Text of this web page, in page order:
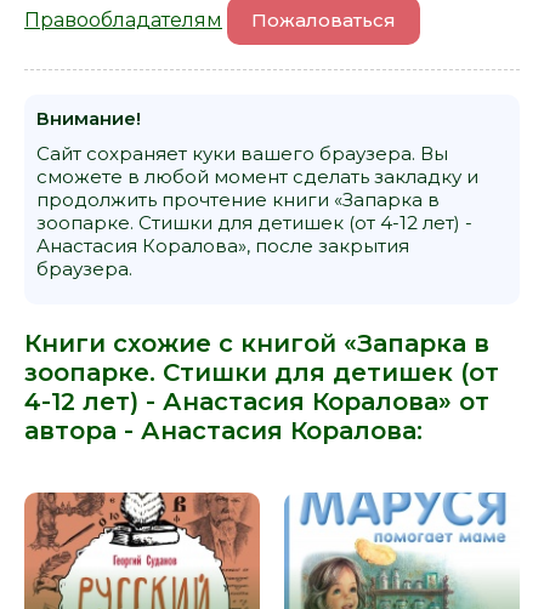
Правообладателям Пожаловаться
Внимание!
Сайт сохраняет куки вашего браузера. Вы
сможете в любой момент сделать закладку и
продолжить прочтение книги «Запарка в
зоопарке. Стишки для детишек (от 4-12 лет) -
Анастасия Коралова», после закрытия
браузера.
Книги схожие с книгой «Запарка в
зоопарке. Стишки для детишек (от
4-12 лет) - Анастасия Коралова» от
автора - Анастасия Коралова: